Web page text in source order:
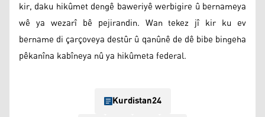
kir, daku hikûmet dengê baweriyê werbigire û bernameya
wê ya wezarî bê pejirandin. Wan tekez jî kir ku ev
bername di çarçoveya destûr û qanûnê de dê bibe bingeha
pêkanîna kabîneya nû ya hikûmeta federal.
Kurdistan24